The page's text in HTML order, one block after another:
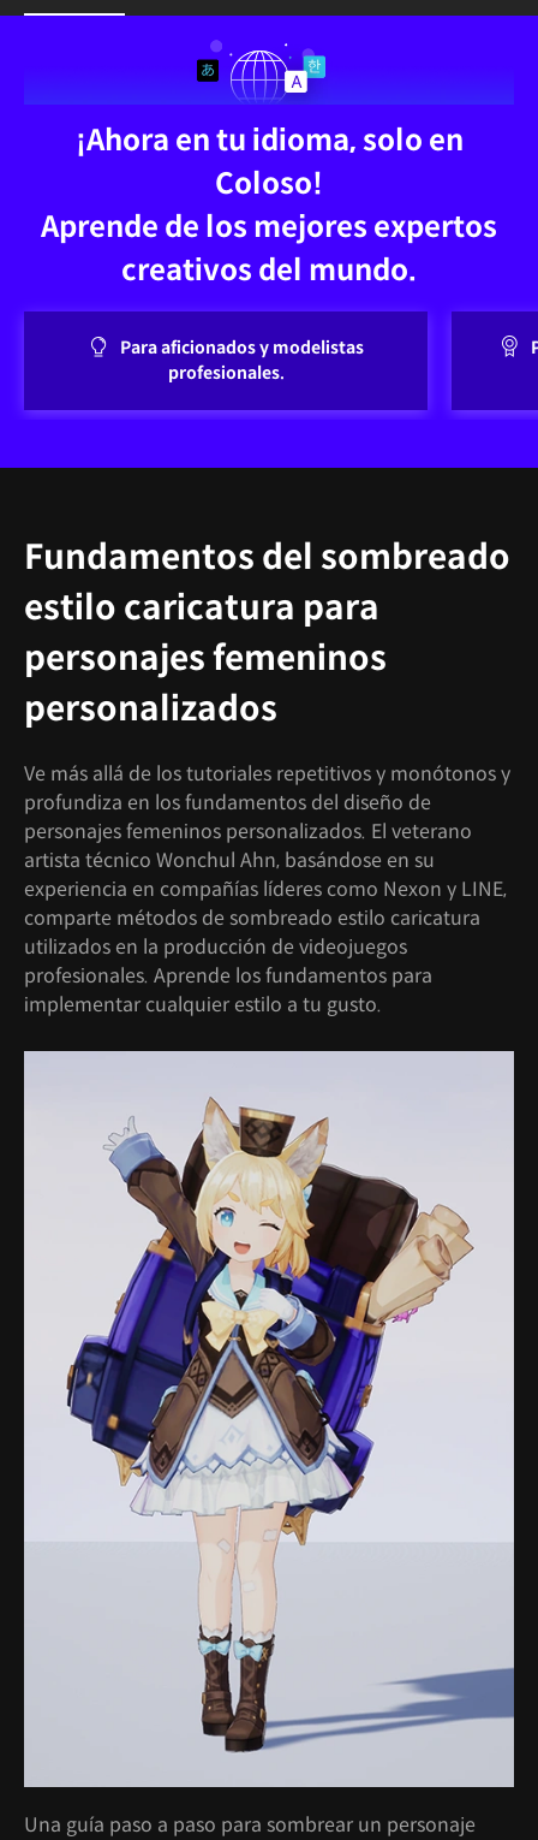
¡Ahora en tu idioma, solo en
Coloso!
Aprende de los mejores expertos
creativos del mundo.
Para aficionados y modelistas
profesionales.
Fundamentos del sombreado
estilo caricatura para
personajes femeninos
personalizados
Ve más allá de los tutoriales repetitivos y monótonos y
profundiza en los fundamentos del diseño de
personajes femeninos personalizados. El veterano
artista técnico Wonchul Ahn, basándose en su
experiencia en compañías líderes como Nexon y LINE,
comparte métodos de sombreado estilo caricatura
utilizados en la producción de videojuegos
profesionales. Aprende los fundamentos para
implementar cualquier estilo a tu gusto.
Una guía paso a paso para sombrear un personaje